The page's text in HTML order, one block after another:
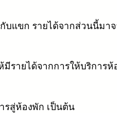
บแขก รายได้จากส่วนนี้มา
มีรายได้จากการให้บริการ
รสู่ห้องพัก เป็นต้น